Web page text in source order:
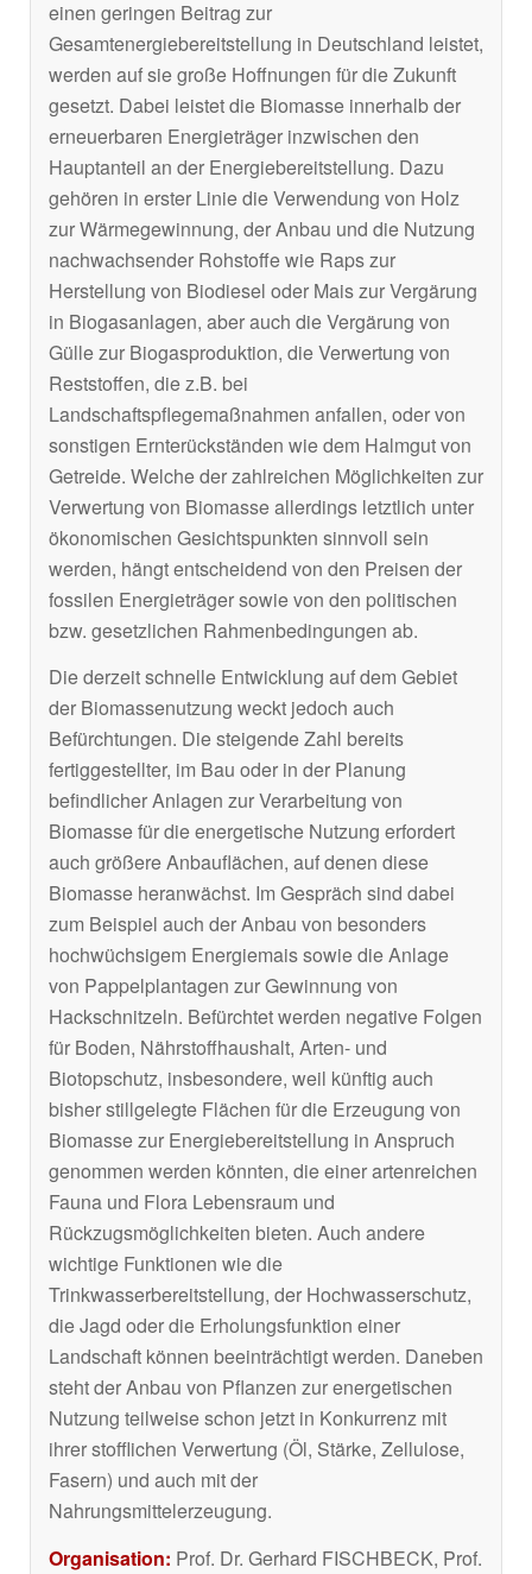
einen geringen Beitrag zur
Gesamtenergiebereitstellung in Deutschland leistet,
werden auf sie große Hoffnungen für die Zukunft
gesetzt. Dabei leistet die Biomasse innerhalb der
erneuerbaren Energieträger inzwischen den
Hauptanteil an der Energiebereitstellung. Dazu
gehören in erster Linie die Verwendung von Holz
zur Wärmegewinnung, der Anbau und die Nutzung
nachwachsender Rohstoffe wie Raps zur
Herstellung von Biodiesel oder Mais zur Vergärung
in Biogasanlagen, aber auch die Vergärung von
Gülle zur Biogasproduktion, die Verwertung von
Reststoffen, die z.B. bei
Landschaftspflegemaßnahmen anfallen, oder von
sonstigen Ernterückständen wie dem Halmgut von
Getreide. Welche der zahlreichen Möglichkeiten zur
Verwertung von Biomasse allerdings letztlich unter
ökonomischen Gesichtspunkten sinnvoll sein
werden, hängt entscheidend von den Preisen der
fossilen Energieträger sowie von den politischen
bzw. gesetzlichen Rahmenbedingungen ab.
Die derzeit schnelle Entwicklung auf dem Gebiet
der Biomassenutzung weckt jedoch auch
Befürchtungen. Die steigende Zahl bereits
fertiggestellter, im Bau oder in der Planung
befindlicher Anlagen zur Verarbeitung von
Biomasse für die energetische Nutzung erfordert
auch größere Anbauflächen, auf denen diese
Biomasse heranwächst. Im Gespräch sind dabei
zum Beispiel auch der Anbau von besonders
hochwüchsigem Energiemais sowie die Anlage
von Pappelplantagen zur Gewinnung von
Hackschnitzeln. Befürchtet werden negative Folgen
für Boden, Nährstoffhaushalt, Arten- und
Biotopschutz, insbesondere, weil künftig auch
bisher stillgelegte Flächen für die Erzeugung von
Biomasse zur Energiebereitstellung in Anspruch
genommen werden könnten, die einer artenreichen
Fauna und Flora Lebensraum und
Rückzugsmöglichkeiten bieten. Auch andere
wichtige Funktionen wie die
Trinkwasserbereitstellung, der Hochwasserschutz,
die Jagd oder die Erholungsfunktion einer
Landschaft können beeinträchtigt werden. Daneben
steht der Anbau von Pflanzen zur energetischen
Nutzung teilweise schon jetzt in Konkurrenz mit
ihrer stofflichen Verwertung (Öl, Stärke, Zellulose,
Fasern) und auch mit der
Nahrungsmittelerzeugung.
Organisation: Prof. Dr. Gerhard FISCHBECK, Prof.